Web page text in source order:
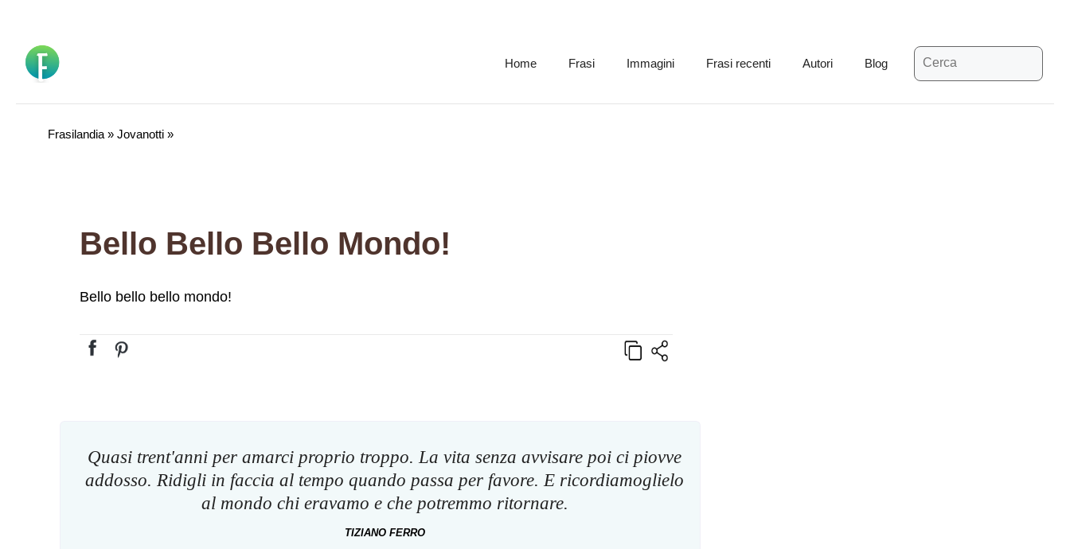
contenuto
Home Frasi Immagini Frasi recenti Autori Blog
Ricerca
per:
Frasilandia »Jovanotti »
Bello Bello Bello Mondo!
Bello bello bello mondo!
Quasi trent'anni per amarci proprio troppo. La vita senza avvisare poi ci piovve
addosso. Ridigli in faccia al tempo quando passa per favore. E ricordiamoglielo
al mondo chi eravamo e che potremmo ritornare.
TIZIANO FERRO